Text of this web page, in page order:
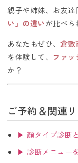
親子や姉妹、お友達
い」の違い が比べら
あなたもぜひ、 倉敷
を体験して、 ファッ
か？
ご予約＆関連
▶ 顔タイプ診断
▶ 診断メニュー